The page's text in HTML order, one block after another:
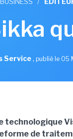
Service, publié le 05
technologique
de